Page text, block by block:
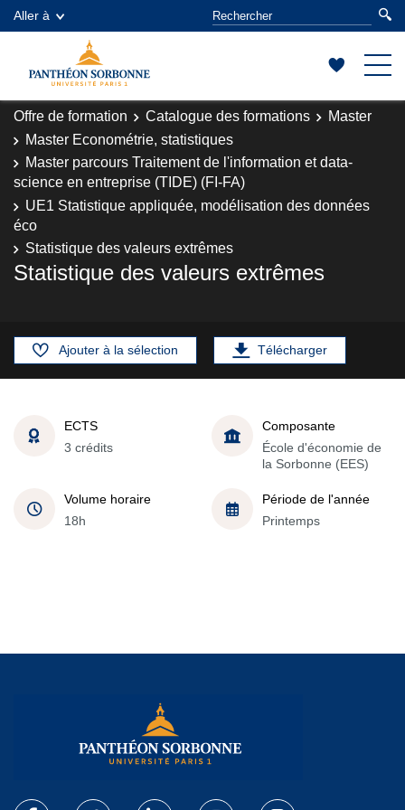
Aller à
Offre de formation Catalogue des formations
Master
Master Econométrie, statistiques
Master parcours Traitement de l'information et data-
science en entreprise (TIDE) (FI-FA)
UE1 Statistique appliquée, modélisation des données
éco
Statistique des valeurs extrêmes
Statistique des valeurs extrêmes
Ajouter à la sélection Télécharger
ECTS
3 crédits
Composante
École d'économie de
la Sorbonne (EES)
Volume horaire
18h
Période de l'année
Printemps